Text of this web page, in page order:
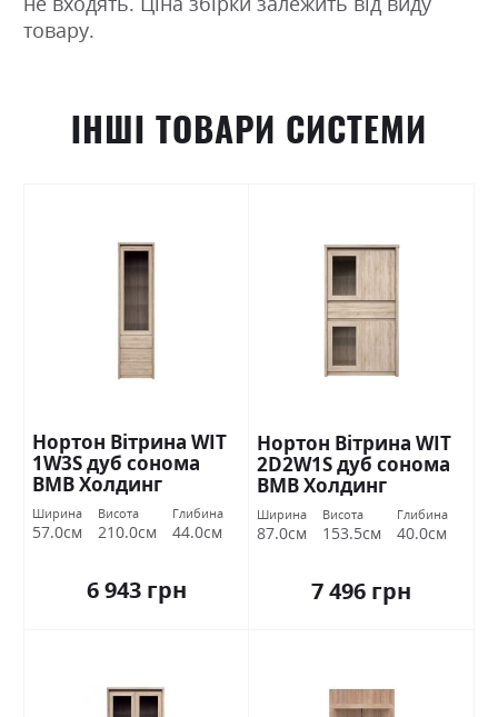
товару.
ІНШІ ТОВАРИ СИСТЕМИ
Нортон Вітрина WIT
1W3S дуб сонома
ВМВ Холдинг
Ширина
57.0см
Висота
210.0см
Глибина
44.0см
6 943 грн
Нортон Вітрина WIT
2D2W1S дуб сонома
ВМВ Холдинг
Ширина
87.0см
Висота
153.5см
Глибина
40.0см
7 496 грн